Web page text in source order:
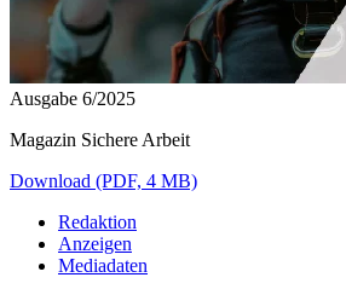
Ausgabe 6/2025
Magazin Sichere Arbeit
Download (PDF, 4 MB)
Redaktion
Anzeigen
Mediadaten